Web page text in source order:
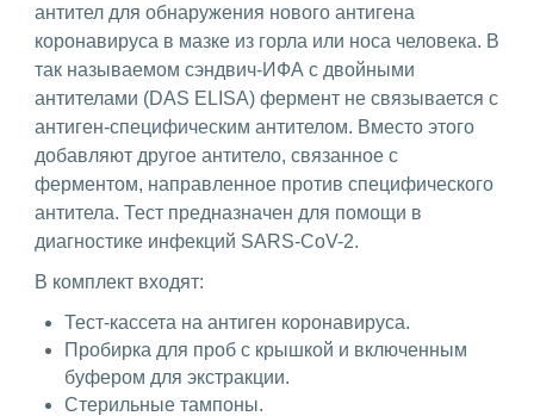
антител для обнаружения нового антигена
коронавируса в мазке из горла или носа человека. В
так называемом сэндвич-ИФА с двойными
антителами (DAS ELISA) фермент не связывается с
антиген-специфическим антителом. Вместо этого
добавляют другое антитело, связанное с
ферментом, направленное против специфического
антитела. Тест предназначен для помощи в
диагностике инфекций SARS-CoV-2.
В комплект входят:
Тест-кассета на антиген коронавируса.
Пробирка для проб с крышкой и включенным
буфером для экстракции.
Стерильные тампоны.